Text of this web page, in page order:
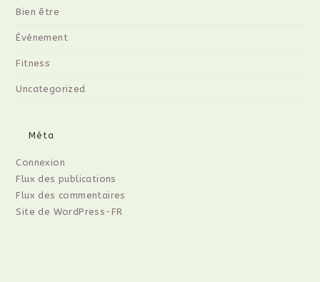
Bien être
Événement
Fitness
Uncategorized
Méta
Connexion
Flux des publications
Flux des commentaires
Site de WordPress-FR